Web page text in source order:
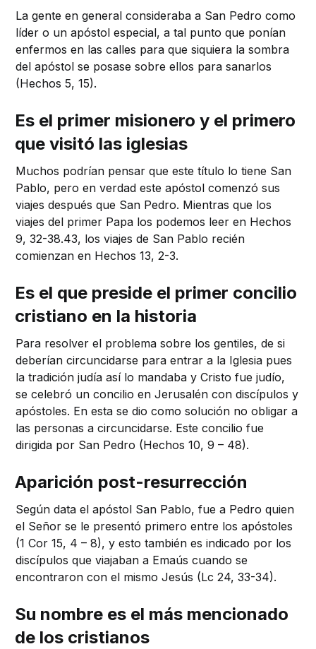
La gente en general consideraba a San Pedro como
líder o un apóstol especial, a tal punto que ponían
enfermos en las calles para que siquiera la sombra
del apóstol se posase sobre ellos para sanarlos
(Hechos 5, 15).
Es el primer misionero y el primero
que visitó las iglesias
Muchos podrían pensar que este título lo tiene San
Pablo, pero en verdad este apóstol comenzó sus
viajes después que San Pedro. Mientras que los
viajes del primer Papa los podemos leer en Hechos
9, 32-38.43, los viajes de San Pablo recién
comienzan en Hechos 13, 2-3.
Es el que preside el primer concilio
cristiano en la historia
Para resolver el problema sobre los gentiles, de si
deberían circuncidarse para entrar a la Iglesia pues
la tradición judía así lo mandaba y Cristo fue judío,
se celebró un concilio en Jerusalén con discípulos y
apóstoles. En esta se dio como solución no obligar a
las personas a circuncidarse. Este concilio fue
dirigida por San Pedro (Hechos 10, 9 – 48).
Aparición post-resurrección
Según data el apóstol San Pablo, fue a Pedro quien
el Señor se le presentó primero entre los apóstoles
(1 Cor 15, 4 – 8), y esto también es indicado por los
discípulos que viajaban a Emaús cuando se
encontraron con el mismo Jesús (Lc 24, 33-34).
Su nombre es el más mencionado
de los cristianos